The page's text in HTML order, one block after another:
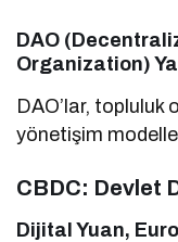
DAO
Organization)
DAO’lar, topluluk
yönetişim
CBDC: Devlet
Dijital Yuan,